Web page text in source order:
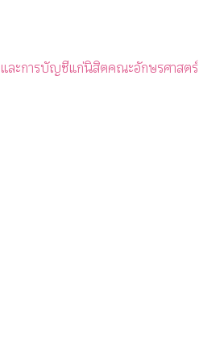
และการบัญชีแก่นิสิตคณะอักษรศาสตร์